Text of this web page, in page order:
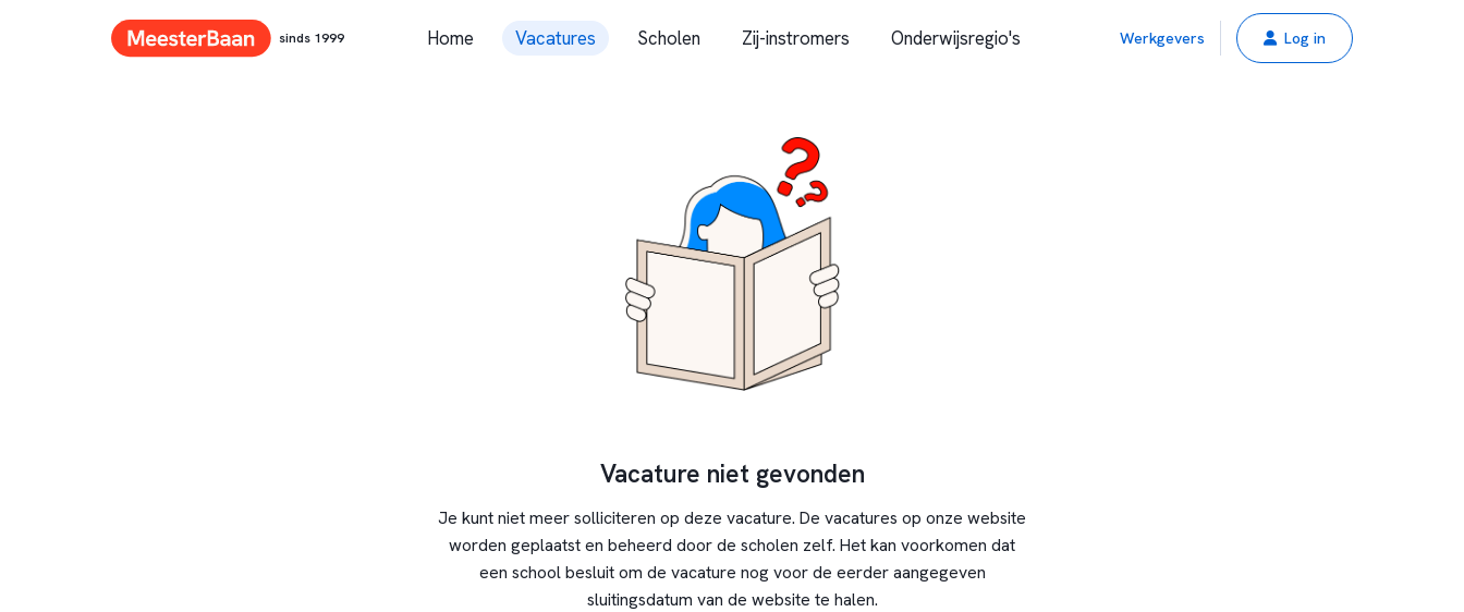
sinds 1999 Home Vacatures Scholen Zij-instromers Onderwijsregio's Werkgevers Log in
Vacature niet gevonden
Je kunt niet meer solliciteren op deze vacature. De vacatures op onze website
worden geplaatst en beheerd door de scholen zelf. Het kan voorkomen dat
een school besluit om de vacature nog voor de eerder aangegeven
sluitingsdatum van de website te halen.